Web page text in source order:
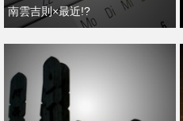
南雲吉則×最近!?